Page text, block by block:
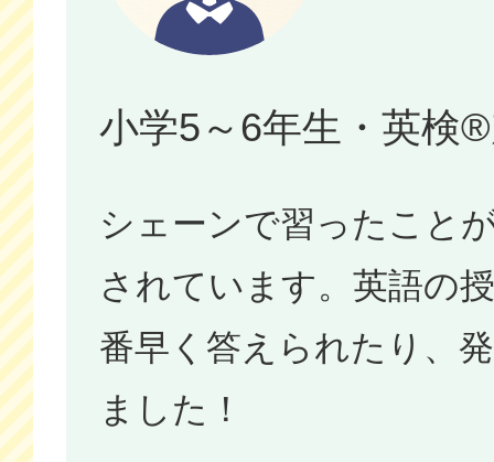
小学5～6年生・英検
シェーンで習ったこと
されています。英語の
番早く答えられたり、
ました！